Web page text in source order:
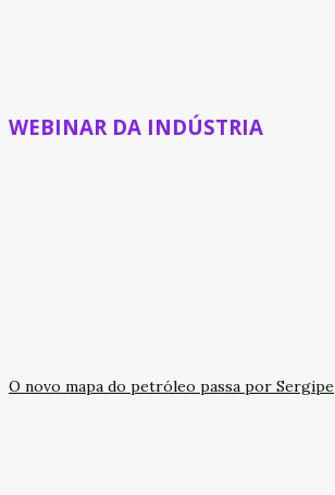
WEBINAR DA INDÚSTRIA
O novo mapa do petróleo passa por Sergipe